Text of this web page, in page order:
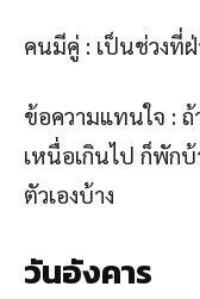
คนมีคู่ : เป็นช่วงที่ฝ่
ข้อความแทนใจ :
เหนื่อเกินไป ก็พักบ้
ตัวเองบ้าง
วันอังคาร